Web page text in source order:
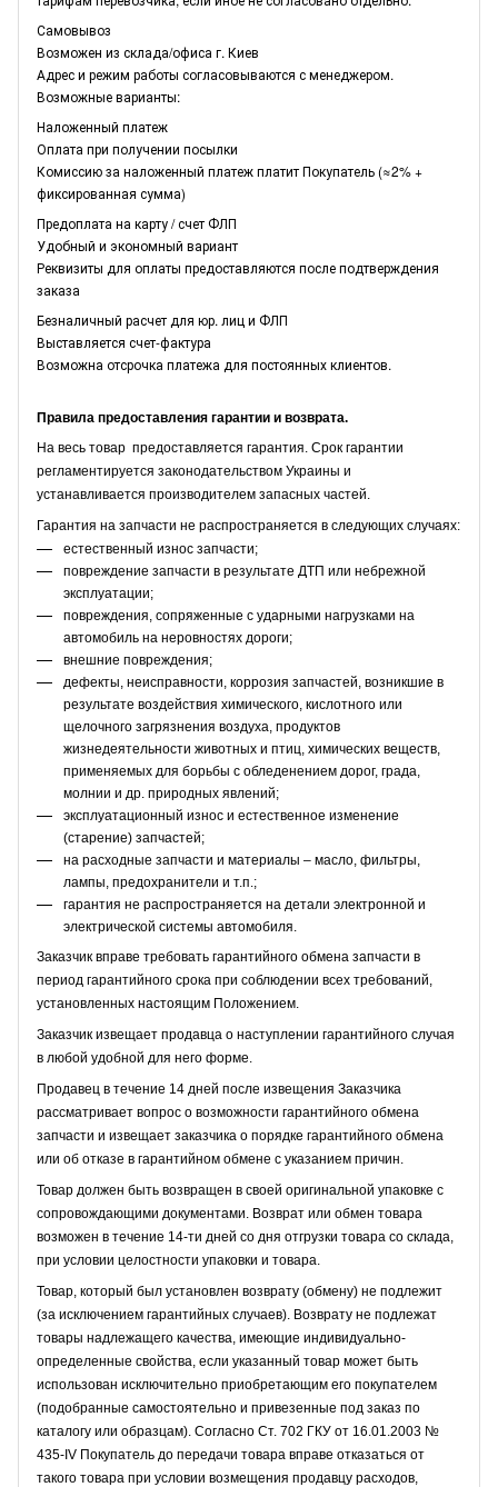
Самовывоз
Возможен из склада/офиса г. Киев
Адрес и режим работы согласовываются с менеджером.
Возможные варианты:
Наложенный платеж
Оплата при получении посылки
Комиссию за наложенный платеж платит Покупатель (≈2% +
фиксированная сумма)
Предоплата на карту / счет ФЛП
Удобный и экономный вариант
Реквизиты для оплаты предоставляются после подтверждения
заказа
Безналичный расчет для юр. лиц и ФЛП
Выставляется счет-фактура
Возможна отсрочка платежа для постоянных клиентов.
Правила предоставления гарантии и возврата.
На весь товар предоставляется гарантия. Срок гарантии
регламентируется законодательством Украины и
устанавливается производителем запасных частей.
Гарантия на запчасти не распространяется в следующих случаях:
естественный износ запчасти;
повреждение запчасти в результате ДТП или небрежной
эксплуатации;
повреждения, сопряженные с ударными нагрузками на
автомобиль на неровностях дороги;
внешние повреждения;
дефекты, неисправности, коррозия запчастей, возникшие в
результате воздействия химического, кислотного или
щелочного загрязнения воздуха, продуктов
жизнедеятельности животных и птиц, химических веществ,
применяемых для борьбы с обледенением дорог, града,
молнии и др. природных явлений;
эксплуатационный износ и естественное изменение
(старение) запчастей;
на расходные запчасти и материалы – масло, фильтры,
лампы, предохранители и т.п.;
гарантия не распространяется на детали электронной и
электрической системы автомобиля.
Заказчик вправе требовать гарантийного обмена запчасти в
период гарантийного срока при соблюдении всех требований,
установленных настоящим Положением.
Заказчик извещает продавца о наступлении гарантийного случая
в любой удобной для него форме.
Продавец в течение 14 дней после извещения Заказчика
рассматривает вопрос о возможности гарантийного обмена
запчасти и извещает заказчика о порядке гарантийного обмена
или об отказе в гарантийном обмене с указанием причин.
Товар должен быть возвращен в своей оригинальной упаковке с
сопровождающими документами. Возврат или обмен товара
возможен в течение 14-ти дней со дня отгрузки товара со склада,
при условии целостности упаковки и товара.
Товар, который был установлен возврату (обмену) не подлежит
(за исключением гарантийных случаев). Возврату не подлежат
товары надлежащего качества, имеющие индивидуально-
определенные свойства, если указанный товар может быть
использован исключительно приобретающим его покупателем
(подобранные самостоятельно и привезенные под заказ по
каталогу или образцам). Согласно Ст. 702 ГКУ от 16.01.2003 №
435-IV Покупатель до передачи товара вправе отказаться от
такого товара при условии возмещения продавцу расходов,